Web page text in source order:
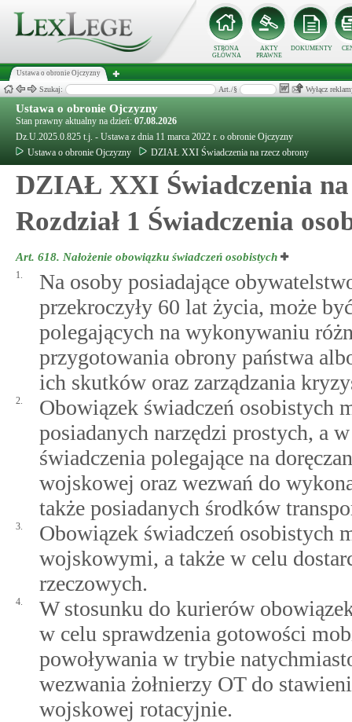
STRONA
GŁÓWNA
AKTY
PRAWNE
DOKUMENTY
Ustawa o obronie Ojczyzny
Szukaj: Art./§ Wyłącz
Ustawa o obronie Ojczyzny
Stan prawny aktualny na dzień: 07.08.2026
Dz.U.2025.0.825 t.j. - Ustawa z dnia 11 marca 2022 r. o obronie Ojczyzny
Ustawa o obronie Ojczyzny
DZIAŁ XXI Świadczenia na rzecz obrony
DZIAŁ XXI Świadczenia
Rozdział 1 Świadczenia
Art. 618. Nałożenie obowiązku świadczeń osobistych
1.
Na osoby posiadające
przekroczyły 60 lat życia, może
polegających na wykonywaniu
przygotowania obrony państwa
ich skutków oraz zarządzania
2.
Obowiązek świadczeń osobistych
posiadanych narzędzi prostych, a
świadczenia polegające na
wojskowej oraz wezwań do
także posiadanych środków
3.
Obowiązek świadczeń osobistych
wojskowymi, a także w celu
rzeczowych.
4.
W stosunku do kurierów
w celu sprawdzenia gotowości
powoływania w trybie
wezwania żołnierzy OT do
wojskowej rotacyjnie.